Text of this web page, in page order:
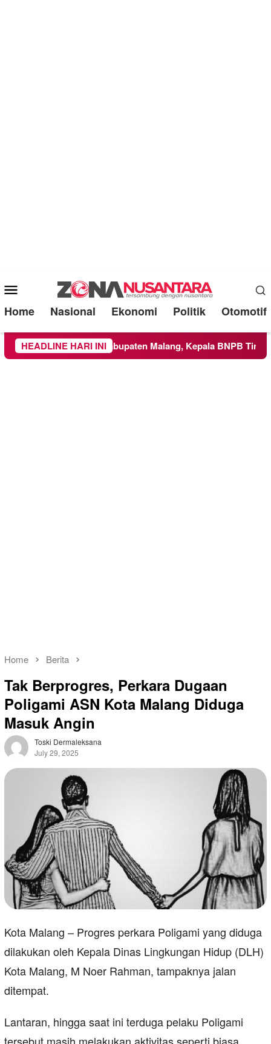
Mobile
Menu
Home Nasional Ekonomi Politik Otomotif
HEADLINE HARI INI
Wilayah Kabupaten Malang, Kepala BNPB Tinjau Langsung
Home Berita
Tak Berprogres, Perkara Dugaan
Poligami ASN Kota Malang Diduga
Masuk Angin
Toski Dermaleksana
July 29, 2025
Kota Malang – Progres perkara Poligami yang diduga
dilakukan oleh Kepala Dinas Lingkungan Hidup (DLH)
Kota Malang, M Noer Rahman, tampaknya jalan
ditempat.
Lantaran, hingga saat ini terduga pelaku Poligami